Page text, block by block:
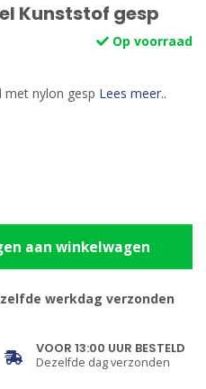
Kunststof gesp
Op voorraad
met nylon gesp Lees meer..
aan winkelwagen
werkdag verzonden
VOOR 13:00 UUR BESTELD
Dezelfde dag verzonden